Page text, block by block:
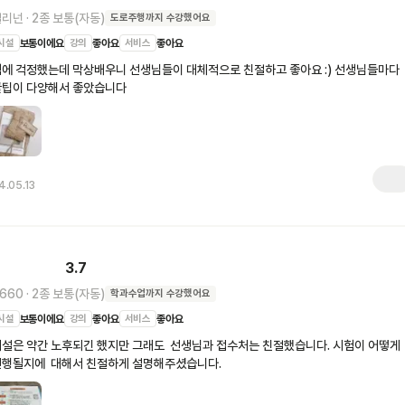
넌 · 2종 보통(자동) 도로주행까지 수강했어요
설 보통이에요 강의 좋아요 서비스 좋아요
걱정했는데 막상배우니 선생님들이 대체적으로 친절하고 좋아요 :) 선생님들마다
이 다양해서 좋았습니다
3.7
· 2종 보통(자동) 학과수업까지 수강했어요
설 보통이에요 강의 좋아요 서비스 좋아요
은 약간 노후되긴 했지만 그래도  선생님과 접수처는 친절했습니다. 시험이 어떻게
될지에  대해서 친절하게 설명해주셨습니다.